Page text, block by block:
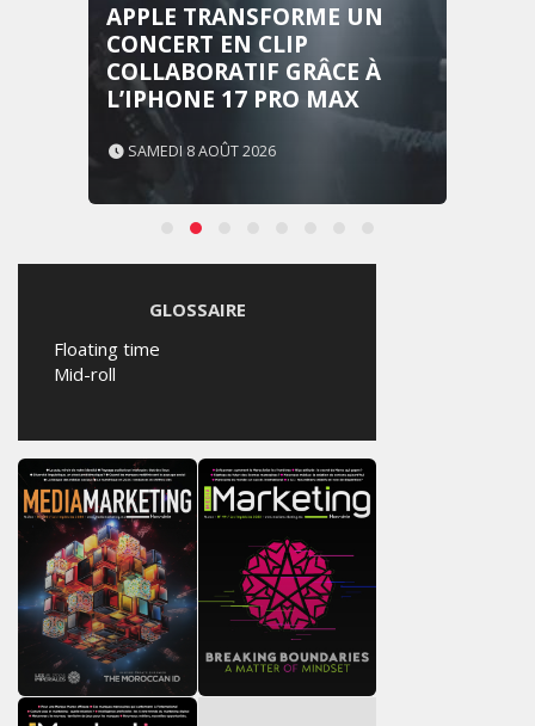
APPLE TRANSFORME UN
CONCERT EN CLIP
COLLABORATIF GRÂCE À
L’IPHONE 17 PRO MAX
SAMEDI 8 AOÛT 2026
GLOSSAIRE
Floating time
Mid-roll